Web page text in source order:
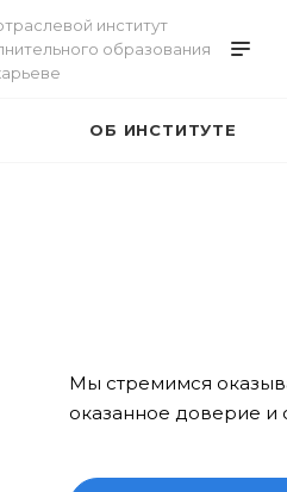
институт
образования
ОБ ИНСТИТУТЕ
Мы стремимся
оказанное доверие и